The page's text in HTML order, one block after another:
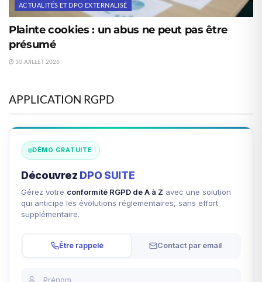
ACTUALITÉS ET DPO EXTERNALISÉ
Plainte cookies : un abus ne peut pas être
présumé
30 JUILLET 2026
APPLICATION RGPD
DÉMO GRATUITE
Découvrez DPO SUITE
Gérez votre conformité RGPD de A à Z avec une solution
qui anticipe les évolutions réglementaires, sans effort
supplémentaire.
Être rappelé Contact par email